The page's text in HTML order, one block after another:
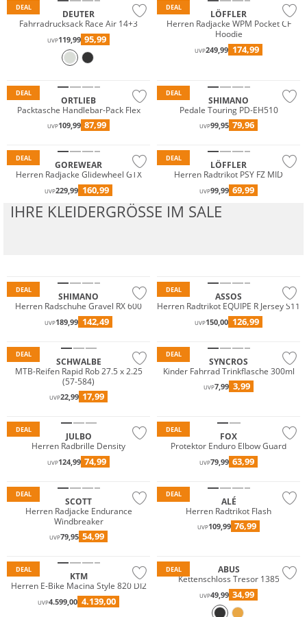
DEAL
DEUTER
Fahrradrucksack Race Air 14+3
UVP119,99 95,99
DEAL
LÖFFLER
Herren Radjacke WPM Pocket CF
Hoodie
UVP249,99 174,99
DEAL
ORTLIEB
Packtasche Handlebar-Pack Flex
UVP109,99 87,99
DEAL
SHIMANO
Pedale Touring PD-EH510
UVP99,95 79,96
DEAL
Wasserfest
GOREWEAR
Herren Radjacke Glidewheel GTX
UVP229,99 160,99
DEAL
LÖFFLER
Herren Radtrikot PSY FZ MID
UVP99,99 69,99
IHRE KLEIDERGRÖSSE IM SALE
DEAL
SHIMANO
Herren Radschuhe Gravel RX 600
UVP189,99 142,49
DEAL
ASSOS
Herren Radtrikot EQUIPE R Jersey S11
UVP150,00 126,99
DEAL
SCHWALBE
MTB-Reifen Rapid Rob 27.5 x 2.25
(57-584)
UVP22,99 17,99
DEAL
SYNCROS
Kinder Fahrrad Trinkflasche 300ml
UVP7,99 3,99
DEAL
JULBO
Herren Radbrille Density
UVP124,99 74,99
DEAL
FOX
Protektor Enduro Elbow Guard
UVP79,99 63,99
DEAL
SCOTT
Herren Radjacke Endurance
Windbreaker
UVP79,95 54,99
DEAL
ALÉ
Herren Radtrikot Flash
UVP109,99 76,99
DEAL
KTM
Herren E-Bike Macina Style 820 DI2
UVP4.599,00 4.139,00
DEAL
ABUS
Kettenschloss Tresor 1385
UVP49,99 34,99